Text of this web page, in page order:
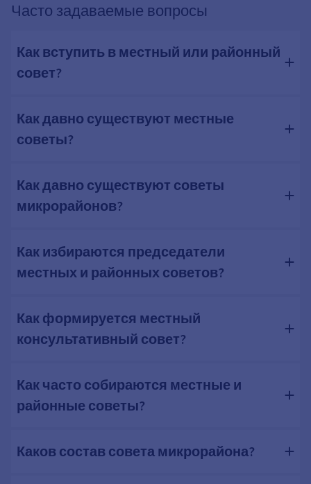
Часто задаваемые вопросы
Как вступить в местный или районный
совет?
Как давно существуют местные
советы?
Как давно существуют советы
микрорайонов?
Как избираются председатели
местных и районных советов?
Как формируется местный
консультативный совет?
Как часто собираются местные и
районные советы?
Каков состав совета микрорайона?